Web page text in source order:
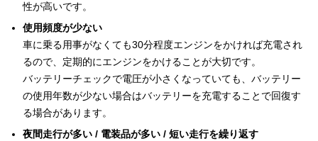
性が高いです。
使用頻度が少ない
車に乗る用事がなくても30分程度エンジンをかければ充電され
るので、定期的にエンジンをかけることが大切です。
バッテリーチェックで電圧が小さくなっていても、バッテリー
の使用年数が少ない場合はバッテリーを充電することで回復す
る場合があります。
夜間走行が多い / 電装品が多い / 短い走行を繰り返す